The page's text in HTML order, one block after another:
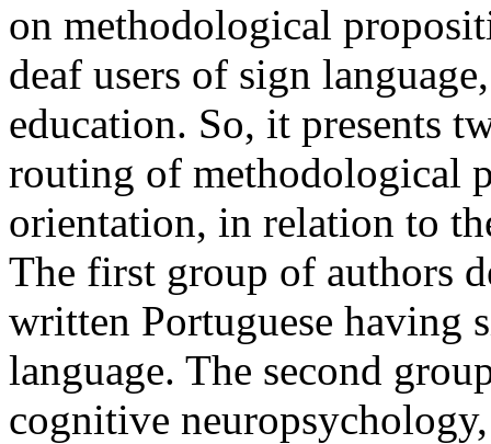
on methodological
deaf users of sign
education. So, it presents
routing of methodological
orientation, in relation to
The first group of authors
written Portuguese having
language. The second
cognitive